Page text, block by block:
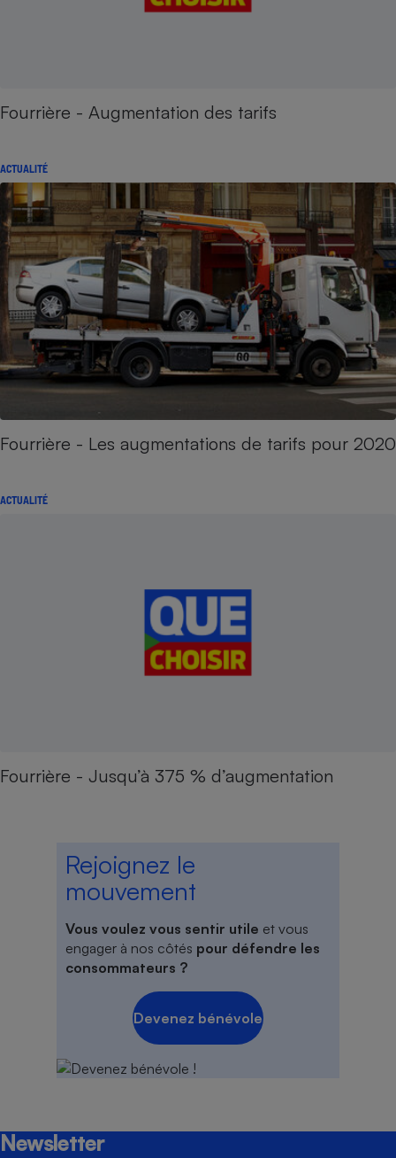
Fourrière - Augmentation des tarifs
ACTUALITÉ
Fourrière - Les augmentations de tarifs pour 2020
ACTUALITÉ
Fourrière - Jusqu’à 375 % d’augmentation
Rejoignez le
mouvement
Vous voulez vous sentir utile et vous
engager à nos côtés pour défendre les
consommateurs ?
Devenez bénévole
Newsletter